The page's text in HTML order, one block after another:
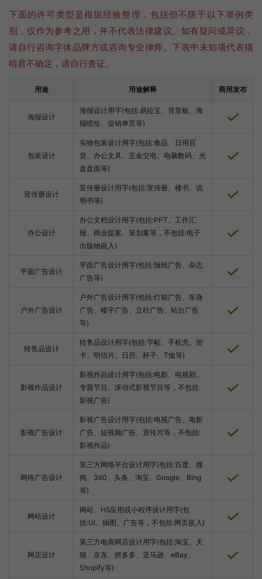
下面的许可类型是根据经验整理，包括但不限于以下举例类
别，仅作为参考之用，并不代表法律建议。如有疑问或异议，
请自行咨询字体品牌方或咨询专业律师。下表中未知项代表猫
啃君不确定，请自行查证。
用途 用途解释 商用发布
海报设计
海报设计用字(包括:易拉宝、背景板、海
报喷绘、促销单页等)
包装设计
实物包装设计用字(包括:食品、日用百
货、办公文具、五金交电、电脑数码、光
盘盘面等)
宣传册设计
宣传册设计用字(包括:宣传册、楼书、说
明书等)
办公设计
办公文档设计用字(包括:PPT、工作汇
报、商业提案、策划案等，不包括:电子
出版物嵌入)
平面广告设计
平面广告设计用字(包括:报纸广告、杂志
广告等)
户外广告设计
户外广告设计用字(包括:灯箱广告、车身
广告、楼宇广告、立柱广告、站台广告
等)
转售品设计
转售品设计用字(包括:字帖、手机壳、贺
卡、明信片、日历、杯子、T恤等)
影视作品设计
影视作品设计用字(包括:电影、电视剧、
专题节目、滚动式影视节目等，不包括:
影视广告)
影视广告设计
影视广告设计用字(包括:电视广告、电影
广告、短视频广告、宣传片等，不包括:
影视作品)
网络广告设计
第三方网络平台设计用字(包括:百度、搜
狗、360、头条、淘宝、Google、Bing
等)
网站设计
网站、H5应用或小程序设计用字(包
括:UI、插图、广告等，不包括:网页嵌入)
网店设计
第三方电商网店设计用字(包括:淘宝、天
猫、京东、拼多多、亚马逊、eBay、
Shopify等)